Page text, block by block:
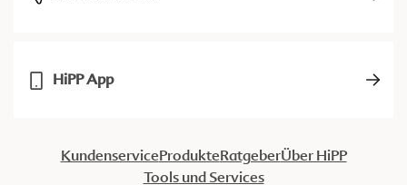
HiPP App
KundenserviceProdukteRatgeberÜber HiPP
Tools und Services